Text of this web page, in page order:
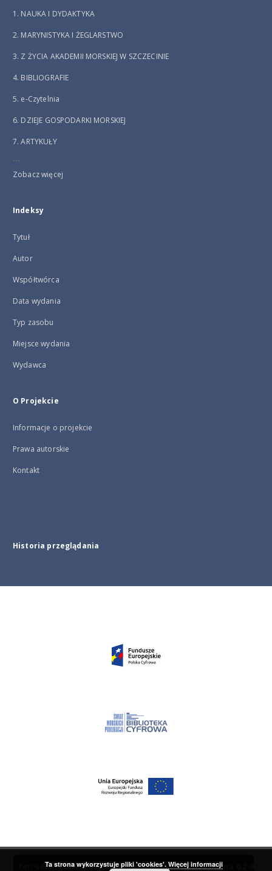
1. NAUKA I DYDAKTYKA
2. MARYNISTYKA I ŻEGLARSTWO
3. Z ŻYCIA AKADEMII MORSKIEJ W SZCZECINIE
4. BIBLIOGRAFIE
5. e-Czytelnia
6. DZIEJE GOSPODARKI MORSKIEJ
7. ARTYKUŁY
...
Zobacz więcej
Indeksy
Tytuł
Autor
Współtwórca
Data wydania
Typ zasobu
Miejsce wydania
Wydawca
O Projekcie
Informacje o projekcie
Prawa autorskie
Kontakt
Historia przeglądania
Ten serwis działa dzięki oprogramowaniuDInGO dLibra 6.2.9
Ta strona wykorzystuje pliki 'cookies'. Więcej informacji